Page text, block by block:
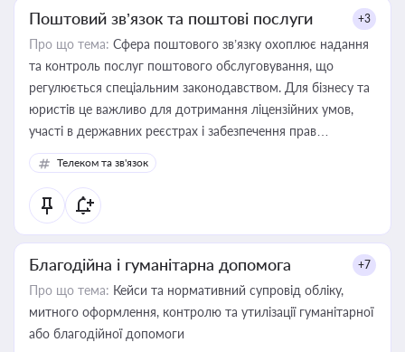
Поштовий зв’язок та поштові послуги +3
Про що тема: Сфера поштового зв’язку охоплює надання
та контроль послуг поштового обслуговування, що
регулюється спеціальним законодавством. Для бізнесу та
юристів це важливо для дотримання ліцензійних умов,
участі в державних реєстрах і забезпечення прав
споживачів.
Телеком та зв'язок
Благодійна і гуманітарна допомога +7
Про що тема: Кейси та нормативний супровід обліку,
митного оформлення, контролю та утилізації гуманітарної
або благодійної допомоги